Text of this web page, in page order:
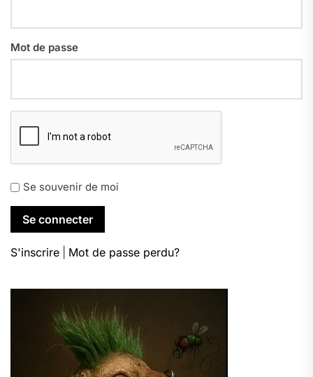
Mot de passe
Se souvenir de moi
S'inscrire Mot de passe perdu?